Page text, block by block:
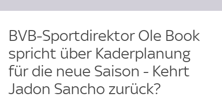
BVB-Sportdirektor Ole Book
spricht über Kaderplanung
für die neue Saison - Kehrt
Jadon Sancho zurück?